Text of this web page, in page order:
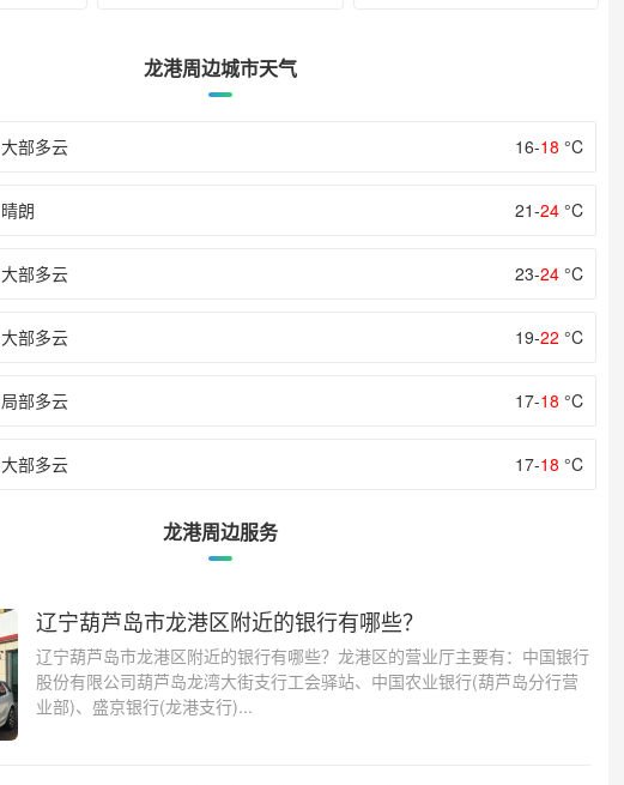
龙港周边城市天气
大部多云 16-18 °C
晴朗 21-24 °C
大部多云 23-24 °C
大部多云 19-22 °C
局部多云 17-18 °C
大部多云 17-18 °C
龙港周边服务
辽宁葫芦岛市龙港区附近的银行有哪些？
辽宁葫芦岛市龙港区附近的银行有哪些？龙港区的营业厅主要有：中国银行
股份有限公司葫芦岛龙湾大街支行工会驿站、中国农业银行(葫芦岛分行营
业部)、盛京银行(龙港支行)...